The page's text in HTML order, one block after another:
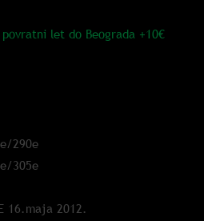
let do Beograda +10€
290e
305e
16.maja 2012.